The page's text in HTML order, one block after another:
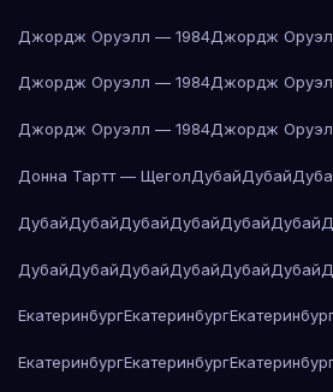
Джордж Оруэлл — 1984Джордж
Джордж Оруэлл — 1984Джордж
Джордж Оруэлл — 1984Джордж
Донна Тартт — ЩеголДубайДубай
ДубайДубайДубайДубайДубайДубай
ДубайДубайДубайДубайДубайДубай
ЕкатеринбургЕкатеринбург
ЕкатеринбургЕкатеринбург